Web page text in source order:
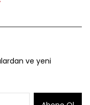
ve yeni